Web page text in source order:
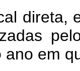
direta,
em